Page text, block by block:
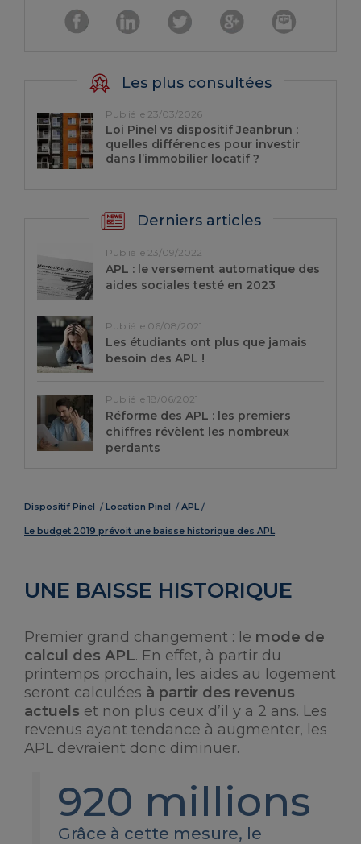
Dispositif Pinel Location Pinel APL
Le budget 2019 prévoit une baisse historique des APL
UNE BAISSE HISTORIQUE
Premier grand changement : le mode de
calcul des APL. En effet, à partir du
printemps prochain, les aides au logement
seront calculées à partir des revenus
actuels et non plus ceux d’il y a 2 ans. Les
revenus ayant tendance à augmenter, les
APL devraient donc diminuer.
920 millions
Grâce à cette mesure, le
Les plus consultées
Publié le 23/03/2026
Loi Pinel vs dispositif Jeanbrun :
quelles différences pour investir
dans l’immobilier locatif ?
Derniers articles
Publié le 23/09/2022
APL : le versement automatique des
aides sociales testé en 2023
Publié le 06/08/2021
Les étudiants ont plus que jamais
besoin des APL !
Publié le 18/06/2021
Réforme des APL : les premiers
chiffres révèlent les nombreux
perdants